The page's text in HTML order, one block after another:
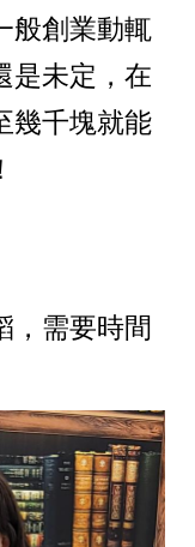
般創業動輒
是未定，在
幾千塊就能
，需要時間